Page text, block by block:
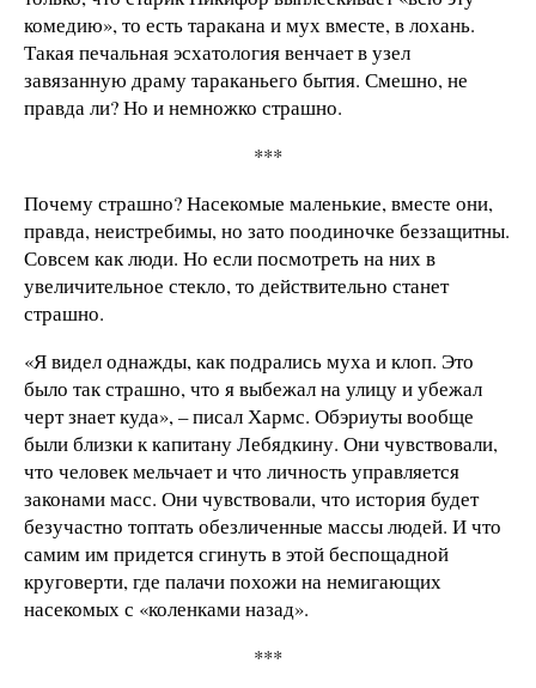
комедию», то есть таракана и мух вместе, в лохань.
Такая печальная эсхатология венчает в узел
завязанную драму тараканьего бытия. Смешно, не
правда ли? Но и немножко страшно.
***
Почему страшно? Насекомые маленькие, вместе они,
правда, неистребимы, но зато поодиночке беззащитны.
Совсем как люди. Но если посмотреть на них в
увеличительное стекло, то действительно станет
страшно.
«Я видел однажды, как подрались муха и клоп. Это
было так страшно, что я выбежал на улицу и убежал
черт знает куда», – писал Хармс. Обэриуты вообще
были близки к капитану Лебядкину. Они чувствовали,
что человек мельчает и что личность управляется
законами масс. Они чувствовали, что история будет
безучастно топтать обезличенные массы людей. И что
самим им придется сгинуть в этой беспощадной
круговерти, где палачи похожи на немигающих
насекомых с «коленками назад».
***